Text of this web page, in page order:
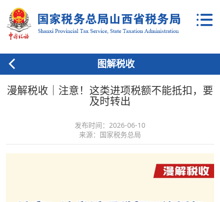
图解税收
漫解税收｜注意！这类进项税额不能抵扣，要
及时转出
发布时间：2026-06-10
来源：国家税务总局